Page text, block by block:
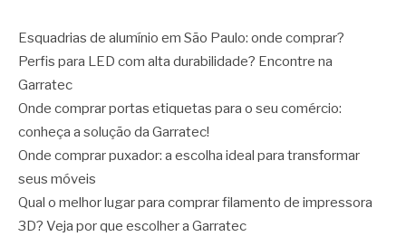
Esquadrias de alumínio em São Paulo: onde comprar?
Perfis para LED com alta durabilidade? Encontre na
Garratec
Onde comprar portas etiquetas para o seu comércio:
conheça a solução da Garratec!
Onde comprar puxador: a escolha ideal para transformar
seus móveis
Qual o melhor lugar para comprar filamento de impressora
3D? Veja por que escolher a Garratec